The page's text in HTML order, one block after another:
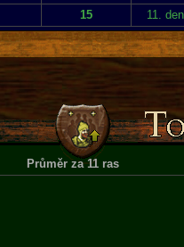
15 11. den
Průměr za 11 ras